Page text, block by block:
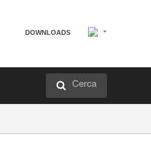
DOWNLOADS
Cerca